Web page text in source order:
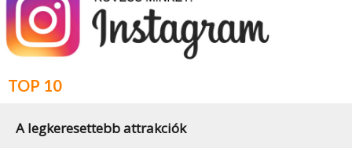
TOP 10
A legkeresettebb attrakciók